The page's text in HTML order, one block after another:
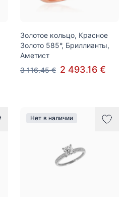
Золотое кольцо, Красное
Золото 585°, Бриллианты,
Аметист
3 116.45 € 2 493.16 €
Нет в наличии